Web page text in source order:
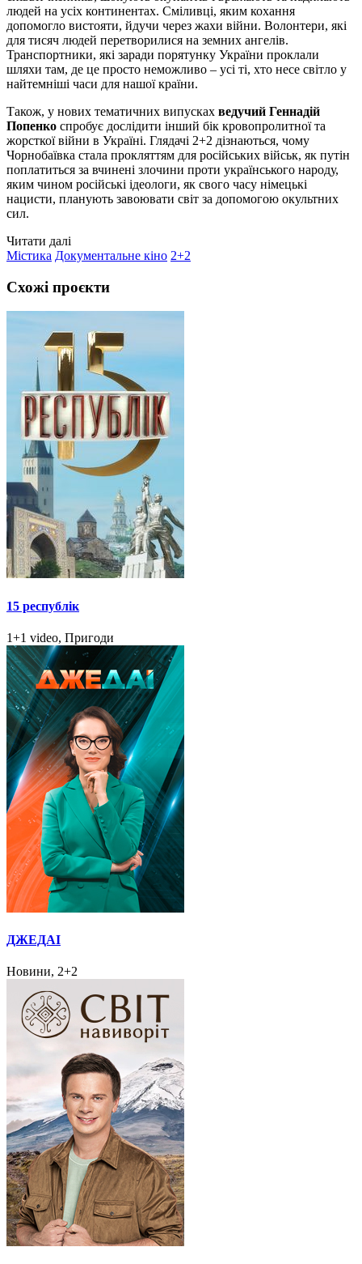
людей на усіх континентах. Сміливці, яким кохання
допомогло вистояти, йдучи через жахи війни. Волонтери, які
для тисяч людей перетворилися на земних ангелів.
Транспортники, які заради порятунку України проклали
шляхи там, де це просто неможливо – усі ті, хто несе світло у
найтемніші часи для нашої країни.
Також, у нових тематичних випусках ведучий Геннадій
Попенко спробує дослідити інший бік кровопролитної та
жорсткої війни в Україні. Глядачі 2+2 дізнаються, чому
Чорнобаївка стала прокляттям для російських військ, як путін
поплатиться за вчинені злочини проти українського народу,
яким чином російські ідеологи, як свого часу німецькі
нацисти, планують завоювати світ за допомогою окультних
сил.
Читати далі
Містика Документальне кіно 2+2
Схожі проєкти
15 республік
1+1 video, Пригоди
ДЖЕДАІ
Новини, 2+2